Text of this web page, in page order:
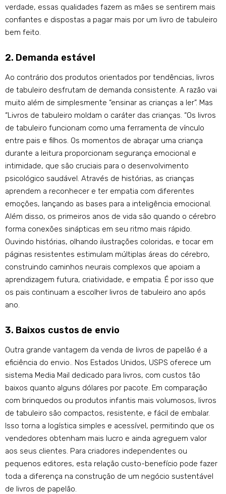
verdade, essas qualidades fazem as mães se sentirem mais
confiantes e dispostas a pagar mais por um livro de tabuleiro
bem feito.
2. Demanda estável
Ao contrário dos produtos orientados por tendências, livros
de tabuleiro desfrutam de demanda consistente. A razão vai
muito além de simplesmente “ensinar as crianças a ler”. Mas
“Livros de tabuleiro moldam o caráter das crianças. “Os livros
de tabuleiro funcionam como uma ferramenta de vínculo
entre pais e filhos. Os momentos de abraçar uma criança
durante a leitura proporcionam segurança emocional e
intimidade, que são cruciais para o desenvolvimento
psicológico saudável. Através de histórias, as crianças
aprendem a reconhecer e ter empatia com diferentes
emoções, lançando as bases para a inteligência emocional.
Além disso, os primeiros anos de vida são quando o cérebro
forma conexões sinápticas em seu ritmo mais rápido.
Ouvindo histórias, olhando ilustrações coloridas, e tocar em
páginas resistentes estimulam múltiplas áreas do cérebro,
construindo caminhos neurais complexos que apoiam a
aprendizagem futura, criatividade, e empatia. É por isso que
os pais continuam a escolher livros de tabuleiro ano após
ano.
3. Baixos custos de envio
Outra grande vantagem da venda de livros de papelão é a
eficiência do envio.. Nos Estados Unidos, USPS oferece um
sistema Media Mail dedicado para livros, com custos tão
baixos quanto alguns dólares por pacote. Em comparação
com brinquedos ou produtos infantis mais volumosos, livros
de tabuleiro são compactos, resistente, e fácil de embalar.
Isso torna a logística simples e acessível, permitindo que os
vendedores obtenham mais lucro e ainda agreguem valor
aos seus clientes. Para criadores independentes ou
pequenos editores, esta relação custo-benefício pode fazer
toda a diferença na construção de um negócio sustentável
de livros de papelão.